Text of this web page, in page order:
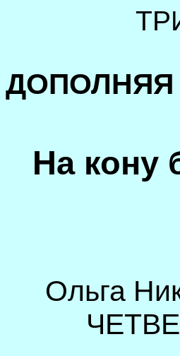
ДОПОЛНЯЯ
На кону
Ольга